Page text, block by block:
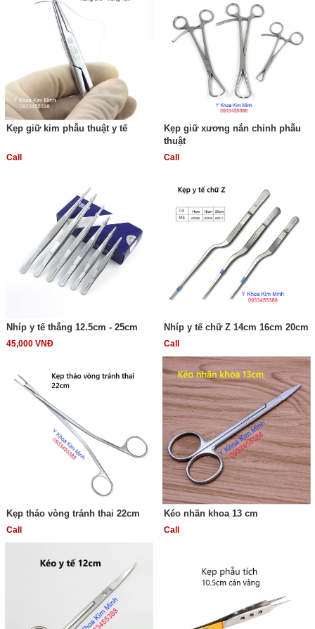
Kẹp giữ kim phẫu thuật y tế
Call
Kẹp giữ xương nắn chỉnh phẫu
thuật
Call
Nhíp y tế thẳng 12.5cm - 25cm
45,000 VNĐ
Nhíp y tế chữ Z 14cm 16cm 20cm
Call
Kẹp tháo vòng tránh thai 22cm
Call
Kéo nhãn khoa 13 cm
Call